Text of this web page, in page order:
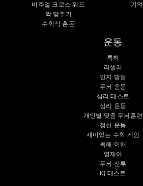
비주얼 크로스 워드
짝 맞추기
수학적 혼돈
기
운동
특허
리셀러
인지 발달
두뇌 운동
심리 테스트
심리 운동
개인별 맞춤 두뇌훈련
정신 운동
재미있는 수학 게임
독해 이해
영재아
두뇌 전투
IQ 테스트